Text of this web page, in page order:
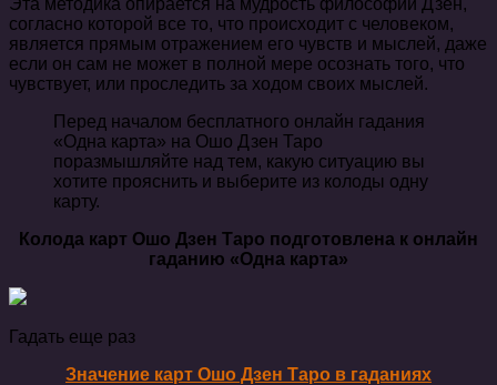
согласно которой все то, что происходит с человеком,
является прямым отражением его чувств и мыслей, даже
если он сам не может в полной мере осознать того, что
чувствует, или проследить за ходом своих мыслей.
Перед началом бесплатного онлайн гадания
«Одна карта» на Ошо Дзен Таро
поразмышляйте над тем, какую ситуацию вы
хотите прояснить и выберите из колоды одну
карту.
Колода карт Ошо Дзен Таро подготовлена к онлайн
гаданию «Одна карта»
Гадать еще раз
Значение карт Ошо Дзен Таро в гаданиях